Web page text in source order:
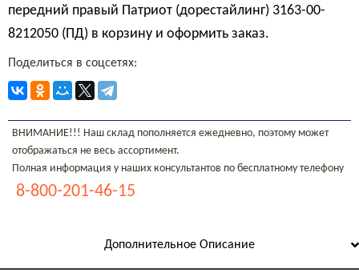
передний правый Патриот (дорестайлинг) 3163-00-
8212050 (ПД) в корзину и оформить заказ.
Поделиться в соцсетях:
ВНИМАНИЕ!!! Наш склад пополняется ежедневно, поэтому может
отображаться не весь ассортимент.
Полная информация у наших консультантов по бесплатному телефону
8-800-201-46-15
Дополнительное Описание